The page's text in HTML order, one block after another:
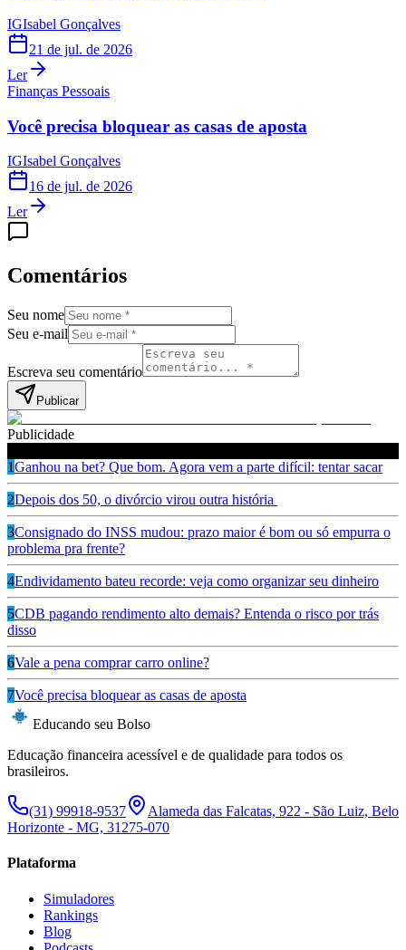
IGIsabel Gonçalves
21 de jul. de 2026
Ler
Finanças Pessoais
Você precisa bloquear as casas de aposta
IGIsabel Gonçalves
16 de jul. de 2026
Ler
Comentários
Seu nome
Seu e-mail
Escreva seu comentário
Publicar
Publicidade
1Ganhou na bet? Que bom. Agora vem a parte difícil: tentar sacar
2Depois dos 50, o divórcio virou outra história
3Consignado do INSS mudou: prazo maior é bom ou só empurra o
problema pra frente?
4Endividamento bateu recorde: veja como organizar seu dinheiro
5CDB pagando rendimento alto demais? Entenda o risco por trás
disso
6Vale a pena comprar carro online?
7Você precisa bloquear as casas de aposta
Educando seu Bolso
Educação financeira acessível e de qualidade para todos os
brasileiros.
(31) 99918-9537
Alameda das Falcatas, 922 - São Luiz, Belo
Horizonte - MG, 31275-070
Plataforma
Simuladores
Rankings
Blog